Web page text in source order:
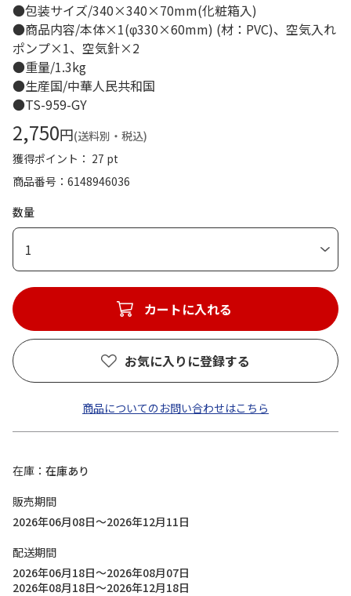
●包装サイズ/340×340×70mm(化粧箱入)
●商品内容/本体×1(φ330×60mm) (材：PVC)、空気入れ
ポンプ×1、空気針×2
●重量/1.3kg
●生産国/中華人民共和国
●TS-959-GY
2,750円(送料別・税込)
獲得ポイント： 27 pt
商品番号
6148946036
数量
1
カートに入れる
お気に入りに登録する
商品についてのお問い合わせはこちら
在庫
在庫あり
販売期間
2026年06月08日～2026年12月11日
配送期間
2026年06月18日～2026年08月07日
2026年08月18日～2026年12月18日